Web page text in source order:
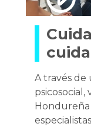
A través de
psicosocial,